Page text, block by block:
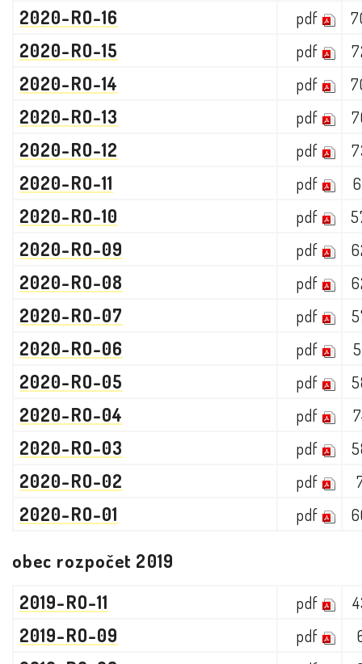
2020-RO-16 pdf
2020-RO-15 pdf
2020-RO-14 pdf
2020-RO-13 pdf
2020-RO-12 pdf
2020-RO-11 pdf
2020-RO-10 pdf
2020-RO-09 pdf
2020-RO-08 pdf
2020-RO-07 pdf
2020-RO-06 pdf
2020-RO-05 pdf
2020-RO-04 pdf
2020-RO-03 pdf
2020-RO-02 pdf
2020-RO-01 pdf
obec rozpočet 2019
2019-RO-11
pdf
2019-RO-09 pdf